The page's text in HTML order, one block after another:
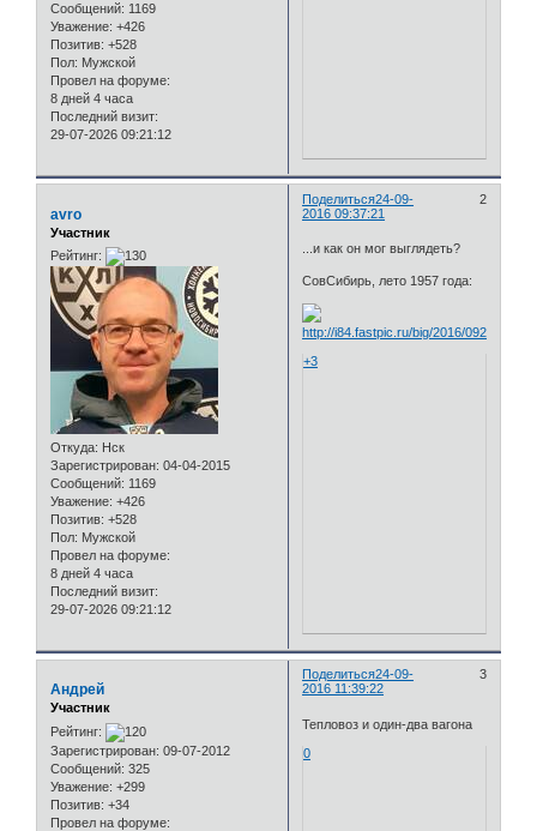
Сообщений: 1169
Уважение: +426
Позитив: +528
Пол: Мужской
Провел на форуме:
8 дней 4 часа
Последний визит:
29-07-2026 09:21:12
Поделиться 2
24-09-
2016 09:37:21
avro
Участник
Рейтинг:
Откуда: Нск
Зарегистрирован: 04-04-2015
Сообщений: 1169
Уважение: +426
Позитив: +528
Пол: Мужской
Провел на форуме:
8 дней 4 часа
Последний визит:
29-07-2026 09:21:12
...и как он мог выглядеть?
СовСибирь, лето 1957 года:
+3
Поделиться 3
24-09-
2016 11:39:22
Андрей
Участник
Рейтинг:
Зарегистрирован: 09-07-2012
Сообщений: 325
Уважение: +299
Позитив: +34
Провел на форуме:
Тепловоз и один-два вагона
0